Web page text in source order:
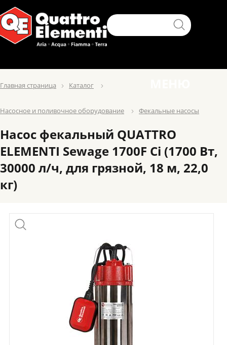
Главная страница Каталог
Насосное и поливочное оборудование Фекальные насосы
Насос фекальный QUATTRO
ELEMENTI Sewage 1700F Ci (1700 Вт,
30000 л/ч, для грязной, 18 м, 22,0
кг)